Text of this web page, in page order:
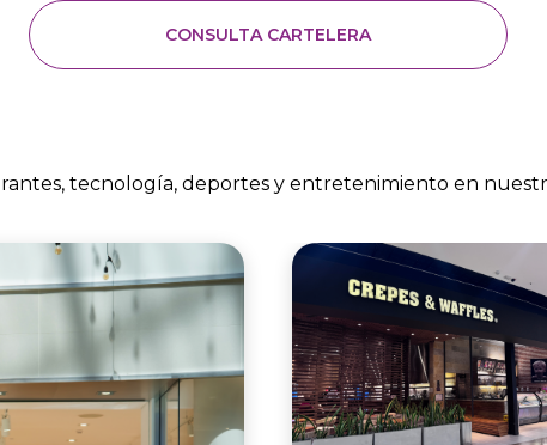
descubre a una joven que está
Sin señal, sin ayuda cercana y
un peligro inminente, Barb se
única esperanza para salvarla.
CONSULTA CARTELERA
tecnología, deportes y entretenimiento en